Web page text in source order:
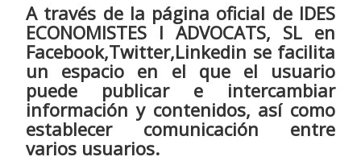
A través de la página oficial de IDES
ECONOMISTES I ADVOCATS, SL en
Facebook,Twitter,Linkedin se facilita
un espacio en el que el usuario
puede publicar e intercambiar
información y contenidos, así como
establecer comunicación entre
varios usuarios.